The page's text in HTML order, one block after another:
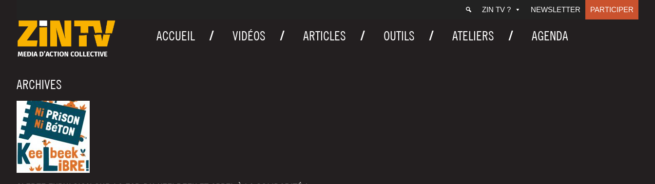
ZIN TV ? NEWSLETTER PARTICIPER
ACCUEIL VIDÉOS ARTICLES OUTILS ATELIERS AGENDA
ARCHIVES